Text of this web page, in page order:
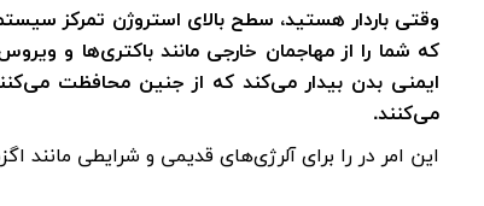
وقتی باردار هستید، سطح بالای استروژن تمرکز
که شما را از مهاجمان خارجی مانند باکتری‌ها و
ایمنی بدن بیدار می‌کند که از جنین محافظت
می‌کنند.
این امر در را برای آلرژی‌های قدیمی و شرایطی مانند